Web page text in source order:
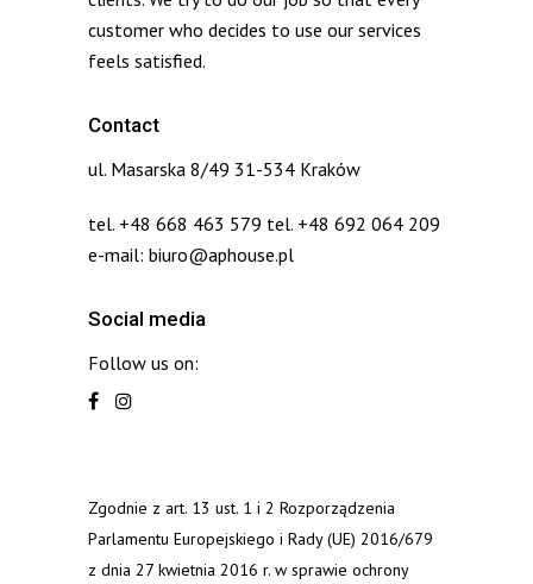
customer who decides to use our services
feels satisfied.
Contact
ul. Masarska 8/49 31-534 Kraków
tel. +48 668 463 579 tel. +48 692 064 209
e-mail: biuro@aphouse.pl
Social media
Follow us on:
Zgodnie z art. 13 ust. 1 i 2 Rozporządzenia
Parlamentu Europejskiego i Rady (UE) 2016/679
z dnia 27 kwietnia 2016 r. w sprawie ochrony